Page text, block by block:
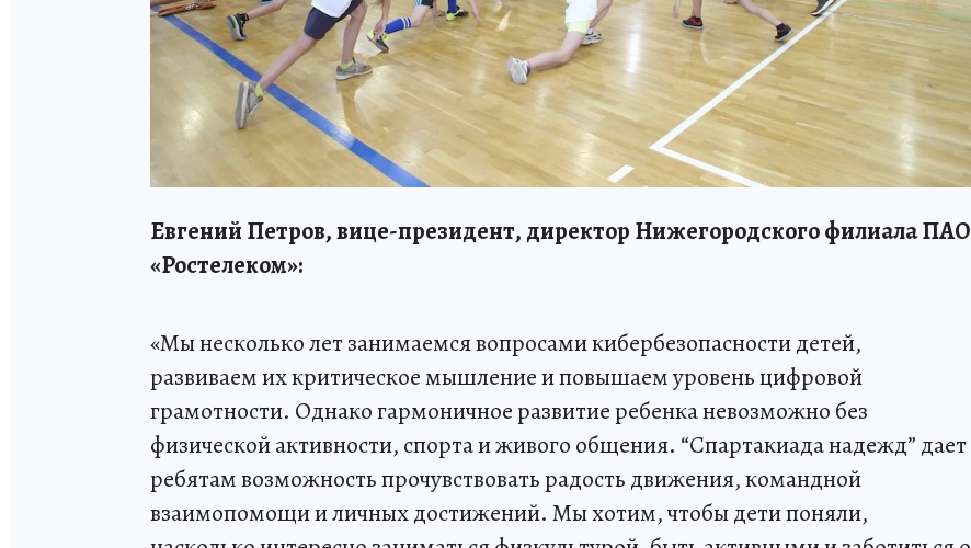
Евгений Петров, вице-президент, директор Нижегородского филиала ПАО
«Ростелеком»:
«Мы несколько лет занимаемся вопросами кибербезопасности детей,
развиваем их критическое мышление и повышаем уровень цифровой
грамотности. Однако гармоничное развитие ребенка невозможно без
физической активности, спорта и живого общения. “Спартакиада надежд” дает
ребятам возможность прочувствовать радость движения, командной
взаимопомощи и личных достижений. Мы хотим, чтобы дети поняли,